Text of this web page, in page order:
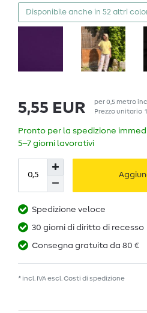
Disponibile anche in 52 altri
5,55 EUR per0,5 metro
Prezzo unitario
Pronto per la spedizione
5–7 giorni lavorativi
Spedizione veloce
30 giorni di diritto di recesso
Consegna gratuita da 80 €
* incl. IVA escl. Costi di spedizione